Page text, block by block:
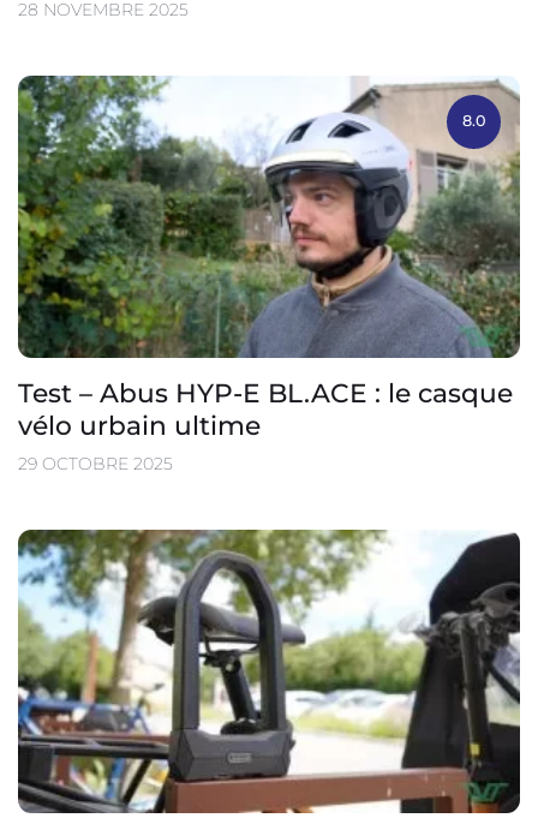
28 NOVEMBRE 2025
8.0
Test – Abus HYP-E BL.ACE : le casque
vélo urbain ultime
29 OCTOBRE 2025